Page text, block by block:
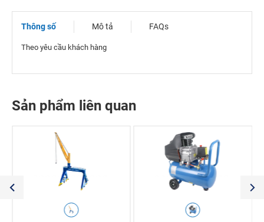
Thông số Mô tả FAQs
Theo yêu cầu khách hàng
Sản phẩm liên quan